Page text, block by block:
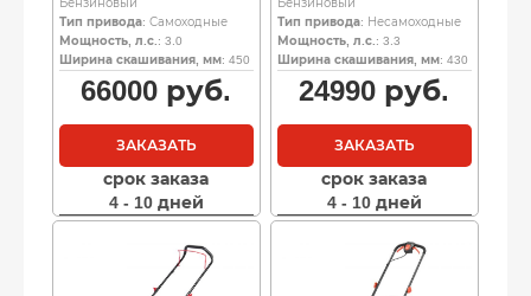
Бензиновый
Тип привода: Самоходные
Мощность, л.с. : 3.0
Ширина скашивания, мм: 450
66000 руб.
ЗАКАЗАТЬ
срок заказа
4 - 10 дней
Бензиновый
Тип привода: Несамоходные
Мощность, л.с. : 3.3
Ширина скашивания, мм: 430
24990 руб.
ЗАКАЗАТЬ
срок заказа
4 - 10 дней